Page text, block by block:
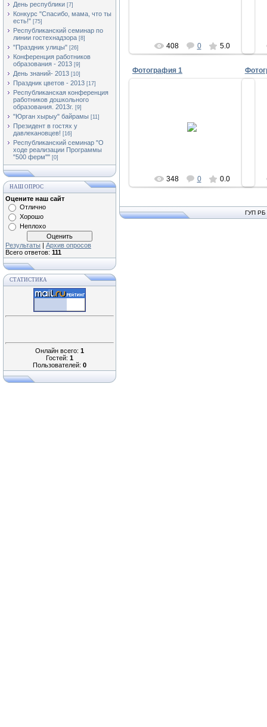
День республики [7]
Конкурс "Спасибо, мама, что ты
есть!" [75]
Республиканский семинар по
линии гостехнадзора [8]
"Праздник улицы" [26]
Конференция работников
образования - 2013 [9]
День знаний- 2013 [10]
Праздник цветов - 2013 [17]
Республиканская конференция
работников дошкольного
образования. 2013г. [9]
"Юрган хырыу" байрамы [11]
Президент в гостях у
давлекановцев! [16]
Республиканский семинар "О
ходе реализации Программы
"500 ферм"" [0]
НАШ ОПРОС
Оцените наш сайт
Отлично
Хорошо
Неплохо
Результаты | Архив опросов
Всего ответов: 111
СТАТИСТИКА
Онлайн всего: 1
Гостей: 1
Пользователей: 0
408 0 5.0
Фотография 1
348 0 0.0
ГУП РБ